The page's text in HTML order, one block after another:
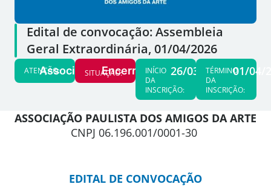
Edital de convocação: Assembleia
Geral Extraordinária, 01/04/2026
ATENÇÃO:
AssociadosSITUAÇÃO:
EncerradoINÍCIO
DA
INSCRIÇÃO:
26/03/26TÉRMINO
DA
INSCRIÇÃO:
01/04/
ASSOCIAÇÃO PAULISTA DOS AMIGOS DA ARTE
CNPJ 06.196.001/0001-30
EDITAL DE CONVOCAÇÃO